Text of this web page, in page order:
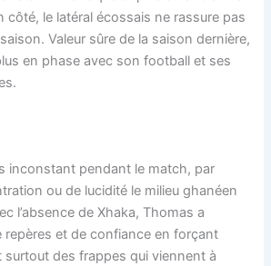
côté, le latéral écossais ne rassure pas
Valeur sûre de la saison dernière,
en phase avec son football et ses
inconstant pendant le match, par
ou de lucidité le milieu ghanéen
l’absence de Xhaka, Thomas a
repères et de confiance en forçant
surtout des frappes qui viennent à